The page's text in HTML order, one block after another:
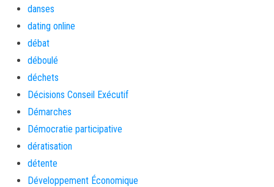
danses
dating online
débat
déboulé
déchets
Décisions Conseil Exécutif
Démarches
Démocratie participative
dératisation
détente
Développement Économique